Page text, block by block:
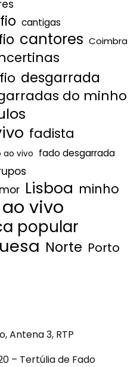
cantigas
cantores Coimbra
desgarrada
do minho
fadista
ao vivo fado desgarrada
Lisboa minho
vivo
popular
Norte Porto
Antena 3, RTP
– Tertúlia de Fado